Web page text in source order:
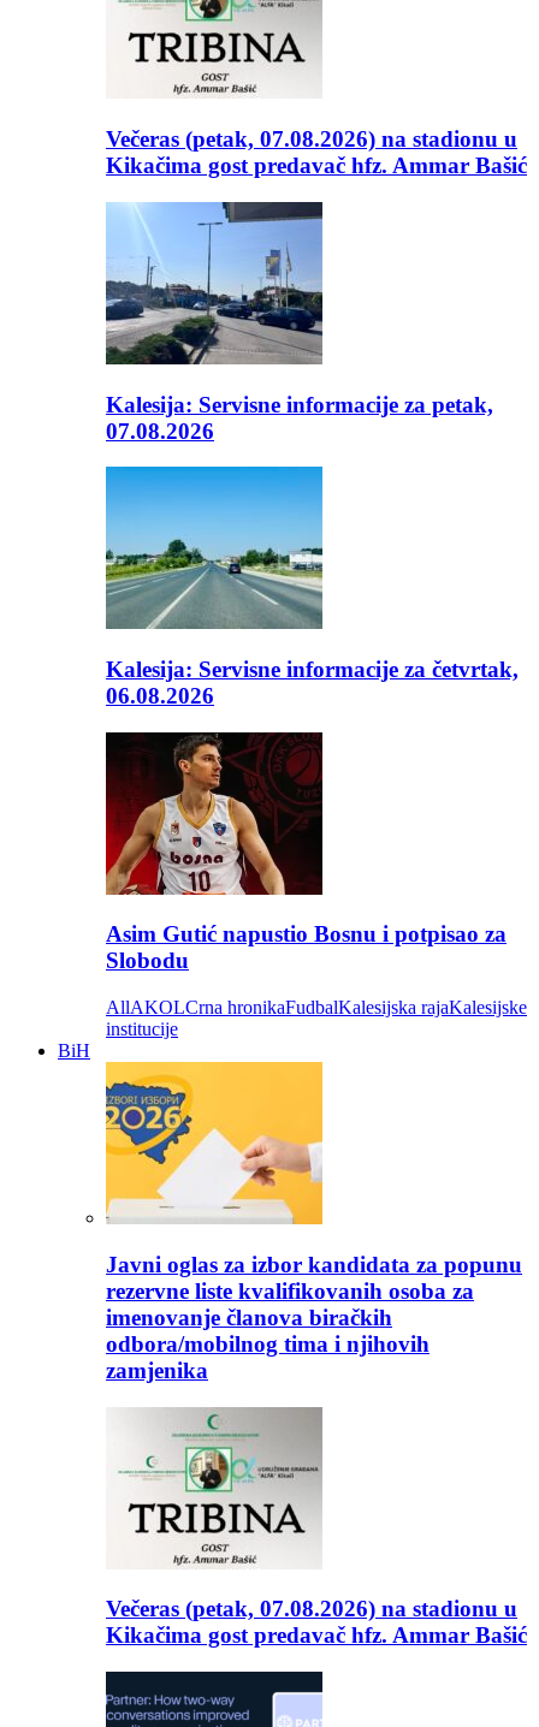
Večeras (petak, 07.08.2026) na stadionu u
Kikačima gost predavač hfz. Ammar Bašić
Kalesija: Servisne informacije za petak,
07.08.2026
Kalesija: Servisne informacije za četvrtak,
06.08.2026
Asim Gutić napustio Bosnu i potpisao za
Slobodu
AllAKOLCrna hronikaFudbalKalesijska rajaKalesijske
institucije
BiH
Javni oglas za izbor kandidata za popunu
rezervne liste kvalifikovanih osoba za
imenovanje članova biračkih
odbora/mobilnog tima i njihovih
zamjenika
Večeras (petak, 07.08.2026) na stadionu u
Kikačima gost predavač hfz. Ammar Bašić